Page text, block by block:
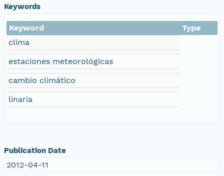
Keywords
Keyword
Type
clima
estaciones meteorológicas
cambio climático
linaria
Publication Date
2012-04-11